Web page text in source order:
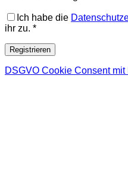
Ich habe die
ihr zu. *
Registrieren
DSGVO Cookie Consent